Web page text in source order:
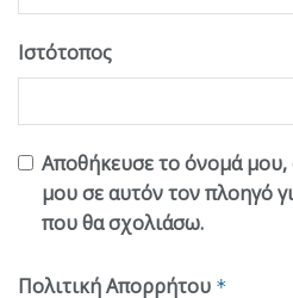
Ιστότοπος
Αποθήκευσε το όνομά μου,
μου σε αυτόν τον πλοηγό
που θα σχολιάσω.
Πολιτική Απορρήτου *